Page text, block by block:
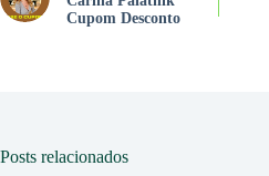
Cupom Desconto
Posts relacionados